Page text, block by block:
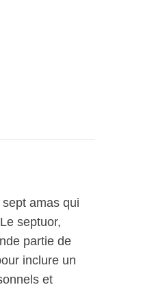
amas qui
septuor,
partie de
inclure un
et